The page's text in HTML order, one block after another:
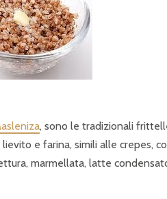
, sono le tradizionali
e farina, simili alle crepes,
marmellata, latte